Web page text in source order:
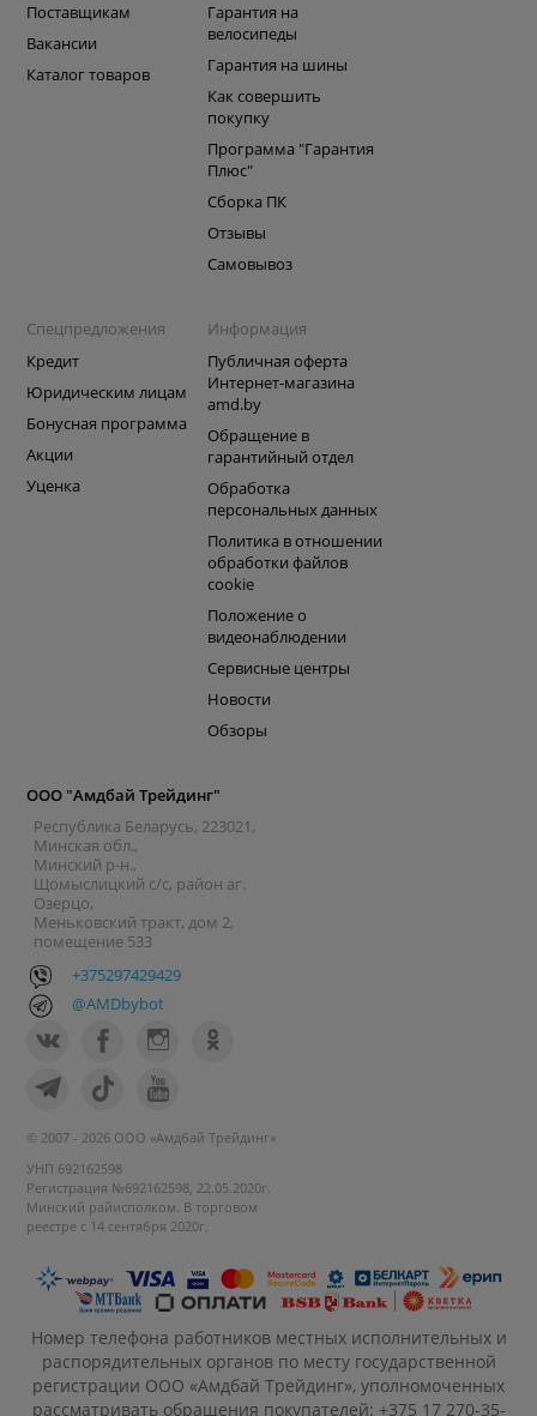
Поставщикам
Вакансии
Каталог товаров
Гарантия на
велосипеды
Гарантия на шины
Как совершить
покупку
Программа "Гарантия
Плюс"
Сборка ПК
Отзывы
Самовывоз
Спецпредложения
Кредит
Юридическим лицам
Бонусная программа
Акции
Уценка
Информация
Публичная оферта
Интернет-магазина
amd.by
Обращение в
гарантийный отдел
Обработка
персональных данных
Политика в отношении
обработки файлов
cookie
Положение о
видеонаблюдении
Сервисные центры
Новости
Обзоры
ООО "Амдбай Трейдинг"
Республика Беларусь, 223021,
Минская обл.,
Минский р-н.,
Щомыслицкий с/с, район аг.
Озерцо,
Меньковский тракт, дом 2,
помещение 533
+375297429429
@AMDbybot
© 2007 - 2026 ООО «Амдбай Трейдинг»
УНП 692162598
Регистрация №692162598, 22.05.2020г.
Минский райисполком. В торговом
реестре с 14 сентября 2020г.
Номер телефона работников местных исполнительных и
распорядительных органов по месту государственной
регистрации ООО «Амдбай Трейдинг», уполномоченных
рассматривать обращения покупателей: +375 17 270-35-